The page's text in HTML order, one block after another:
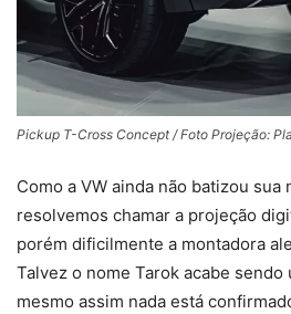
Pickup T-Cross Concept / Foto Projeção:
Como a VW ainda não batizou sua
resolvemos chamar a projeção
porém dificilmente a montadora
Talvez o nome Tarok acabe
mesmo assim nada está